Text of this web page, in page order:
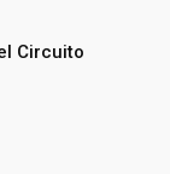
Circuito